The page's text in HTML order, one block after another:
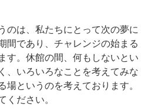
のは、私たちにとって次の夢に
間であり、チャレンジの始まる
す。休館の間、何もしないとい
、いろいろなことを考えてみな
場というのを考えております。
ください。